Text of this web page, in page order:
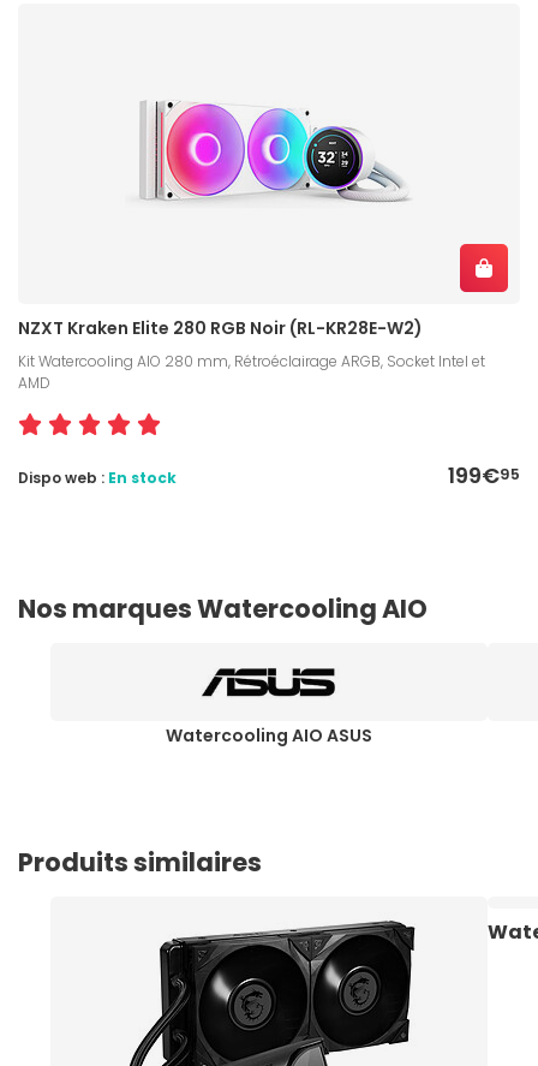
NZXT Kraken Elite 280 RGB Noir (RL-KR28E-W2)
Kit Watercooling AIO 280 mm, Rétroéclairage ARGB, Socket Intel et
AMD
199€95
Dispo web : En stock
Nos marques Watercooling AIO
Watercooling AIO ASUS
Produits similaires